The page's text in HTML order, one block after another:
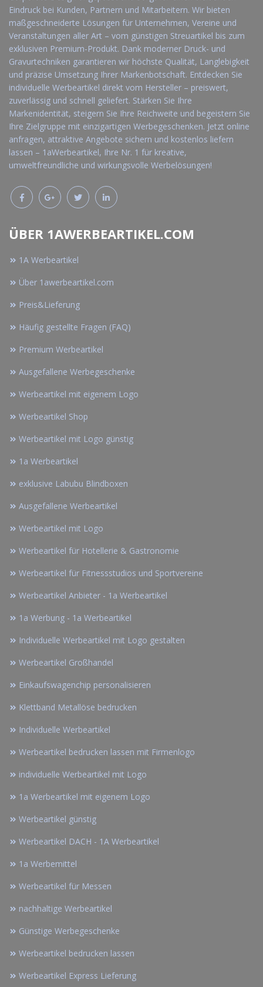
Eindruck bei Kunden, Partnern und Mitarbeitern. Wir bieten
maßgeschneiderte Lösungen für Unternehmen, Vereine und
Veranstaltungen aller Art – vom günstigen Streuartikel bis zum
exklusiven Premium-Produkt. Dank moderner Druck- und
Gravurtechniken garantieren wir höchste Qualität, Langlebigkeit
und präzise Umsetzung Ihrer Markenbotschaft. Entdecken Sie
individuelle Werbeartikel direkt vom Hersteller – preiswert,
zuverlässig und schnell geliefert. Stärken Sie Ihre
Markenidentität, steigern Sie Ihre Reichweite und begeistern Sie
Ihre Zielgruppe mit einzigartigen Werbegeschenken. Jetzt online
anfragen, attraktive Angebote sichern und kostenlos liefern
lassen – 1aWerbeartikel, Ihre Nr. 1 für kreative,
umweltfreundliche und wirkungsvolle Werbelösungen!
ÜBER 1AWERBEARTIKEL.COM
1A Werbeartikel
Über 1awerbeartikel.com
Preis&Lieferung
Häufig gestellte Fragen (FAQ)
Premium Werbeartikel
Ausgefallene Werbegeschenke
Werbeartikel mit eigenem Logo
Werbeartikel Shop
Werbeartikel mit Logo günstig
1a Werbeartikel
exklusive Labubu Blindboxen
Ausgefallene Werbeartikel
Werbeartikel mit Logo
Werbeartikel für Hotellerie & Gastronomie
Werbeartikel für Fitnessstudios und Sportvereine
Werbeartikel Anbieter - 1a Werbeartikel
1a Werbung - 1a Werbeartikel
Individuelle Werbeartikel mit Logo gestalten
Werbeartikel Großhandel
Einkaufswagenchip personalisieren
Klettband Metallöse bedrucken
Individuelle Werbeartikel
Werbeartikel bedrucken lassen mit Firmenlogo
individuelle Werbeartikel mit Logo
1a Werbeartikel mit eigenem Logo
Werbeartikel günstig
Werbeartikel DACH - 1A Werbeartikel
1a Werbemittel
Werbeartikel für Messen
nachhaltige Werbeartikel
Günstige Werbegeschenke
Werbeartikel bedrucken lassen
Werbeartikel Express Lieferung